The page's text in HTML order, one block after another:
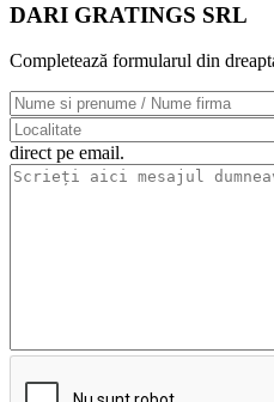
DARI GRATINGS SRL
Completează formularul din
direct pe email.